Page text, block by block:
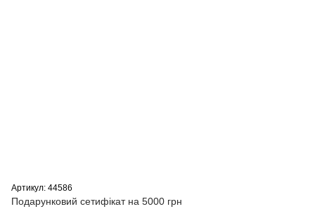
Артикул: 44586
Подарунковий сетифікат на 5000 грн